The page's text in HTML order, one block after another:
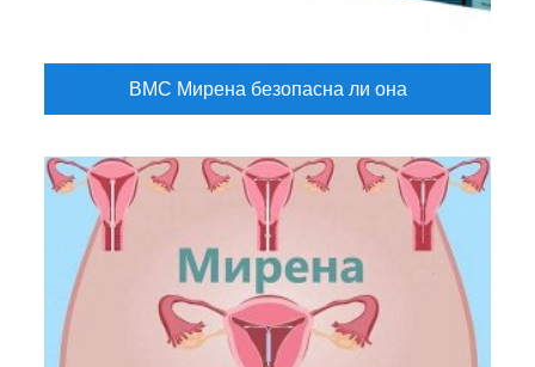
ВМС Мирена безопасна ли она